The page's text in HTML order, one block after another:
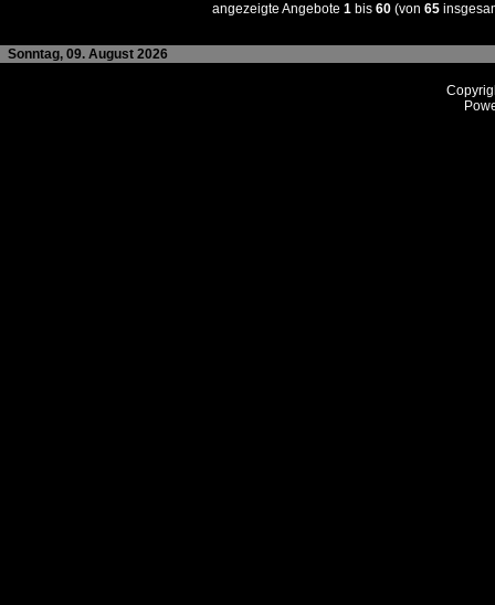
angezeigte Angebote 1 bis 60 (von 65
Sonntag, 09. August 2026